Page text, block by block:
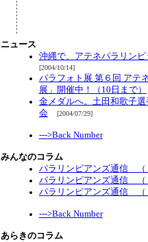
ニュース
沖縄で、アテネパラリンピ
[2004/10/14]
パラフォト展 第６回 アテ
展」開催中！（10日まで）
金メダルへ。土田和歌子
会
[2004/07/29]
--->Back Number
みんなのコラム
パラリンピアンズ通信
パラリンピアンズ通信
パラリンピアンズ通信
--->Back Number
あらきのコラム